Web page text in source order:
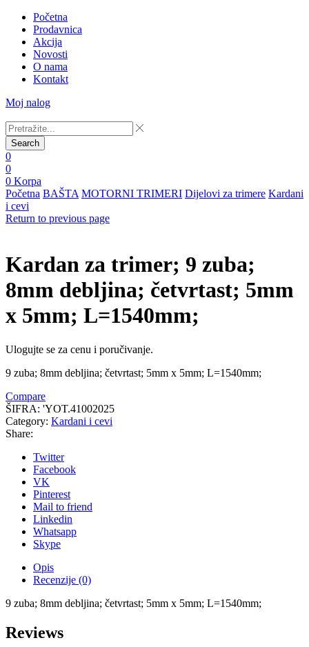
Početna
Prodavnica
Akcija
Novosti
O nama
Kontakt
Moj nalog
Search
0
0
0 Korpa
Početna BAŠTA MOTORNI TRIMERI Dijelovi za trimere Kardani
i cevi
Return to previous page
Kardan za trimer; 9 zuba;
8mm debljina; četvrtast; 5mm
x 5mm; L=1540mm;
Ulogujte se za cenu i poručivanje.
9 zuba; 8mm debljina; četvrtast; 5mm x 5mm; L=1540mm;
Compare
ŠIFRA: 'YOT.41002025
Category: Kardani i cevi
Share:
Twitter
Facebook
VK
Pinterest
Mail to friend
Linkedin
Whatsapp
Skype
Opis
Recenzije (0)
9 zuba; 8mm debljina; četvrtast; 5mm x 5mm; L=1540mm;
Reviews